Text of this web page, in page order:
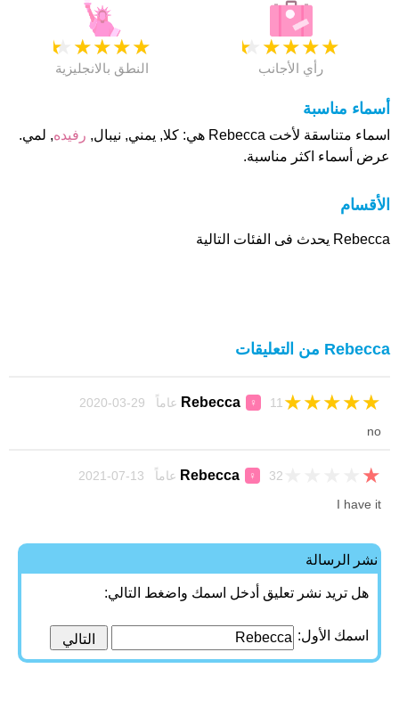
★
★
★
★
★
النطق بالانجليزية
★
★
★
★
★
رأي الأجانب
أسماء مناسبة
اسماء متناسقة لأخت Rebecca هي: كلا, يمني, نيبال, رفيده, لمي.
عرض أسماء اكثر مناسبة.
الأقسام
Rebecca يحدث فى الفئات التالية
Rebecca من التعليقات
Rebecca ♀ 11 عاماً 29-03-2020 ★
★
★
★
★
no
Rebecca ♀ 32 عاماً 13-07-2021 ★
I have it
نشر الرسالة
هل تريد نشر تعليق أدخل اسمك واضغط التالي:
اسمك الأول: